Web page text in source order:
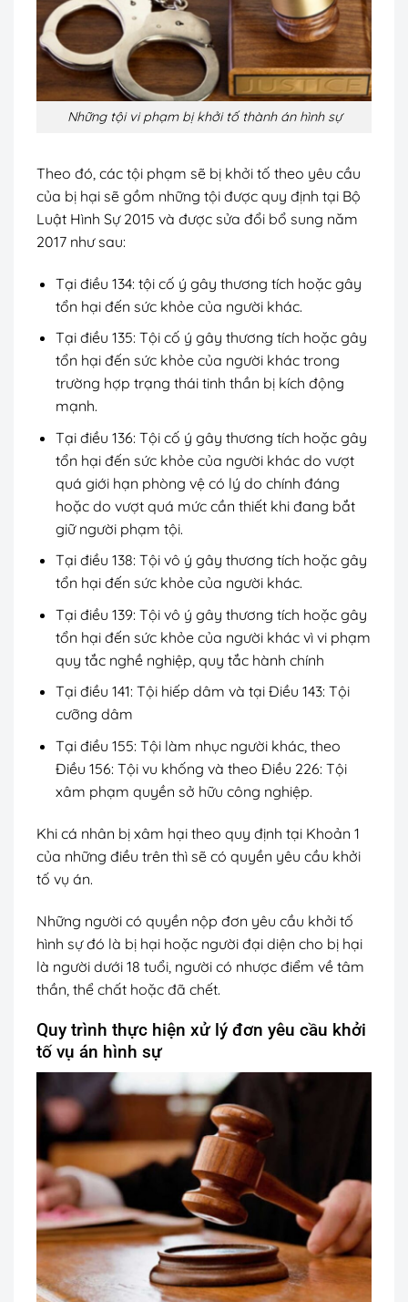
Những tội vi phạm bị khởi tố thành án hình sự
Theo đó, các tội phạm sẽ bị khởi tố theo yêu cầu
của bị hại sẽ gồm những tội được quy định tại Bộ
Luật Hình Sự 2015 và được sửa đổi bổ sung năm
2017 như sau:
Tại điều 134: tội cố ý gây thương tích hoặc gây
tổn hại đến sức khỏe của người khác.
Tại điều 135: Tội cố ý gây thương tích hoặc gây
tổn hại đến sức khỏe của người khác trong
trường hợp trạng thái tinh thần bị kích động
mạnh.
Tại điều 136: Tội cố ý gây thương tích hoặc gây
tổn hại đến sức khỏe của người khác do vượt
quá giới hạn phòng vệ có lý do chính đáng
hoặc do vượt quá mức cần thiết khi đang bắt
giữ người phạm tội.
Tại điều 138: Tội vô ý gây thương tích hoặc gây
tổn hại đến sức khỏe của người khác.
Tại điều 139: Tội vô ý gây thương tích hoặc gây
tổn hại đến sức khỏe của người khác vì vi phạm
quy tắc nghề nghiệp, quy tắc hành chính
Tại điều 141: Tội hiếp dâm và tại Điều 143: Tội
cưỡng dâm
Tại điều 155: Tội làm nhục người khác, theo
Điều 156: Tội vu khống và theo Điều 226: Tội
xâm phạm quyền sở hữu công nghiệp.
Khi cá nhân bị xâm hại theo quy định tại Khoản 1
của những điều trên thì sẽ có quyền yêu cầu khởi
tố vụ án.
Những người có quyền nộp đơn yêu cầu khởi tố
hình sự đó là bị hại hoặc người đại diện cho bị hại
là người dưới 18 tuổi, người có nhược điểm về tâm
thần, thể chất hoặc đã chết.
Quy trình thực hiện xử lý đơn yêu cầu khởi
tố vụ án hình sự